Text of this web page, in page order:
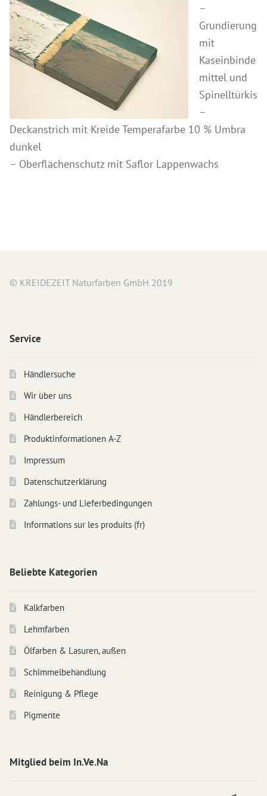
–
Grundierung
mit
Kaseinbinde
mittel und
Spinelltürkis
–
Deckanstrich mit Kreide Temperafarbe 10 % Umbra
dunkel
– Oberflächenschutz mit Saflor Lappenwachs
© KREIDEZEIT Naturfarben GmbH 2019
Service
Händlersuche
Wir über uns
Händlerbereich
Produktinformationen A-Z
Impressum
Datenschutzerklärung
Zahlungs- und Lieferbedingungen
Informations sur les produits (fr)
Beliebte Kategorien
Kalkfarben
Lehmfarben
Ölfarben & Lasuren, außen
Schimmelbehandlung
Reinigung & Pflege
Pigmente
Mitglied beim In.Ve.Na